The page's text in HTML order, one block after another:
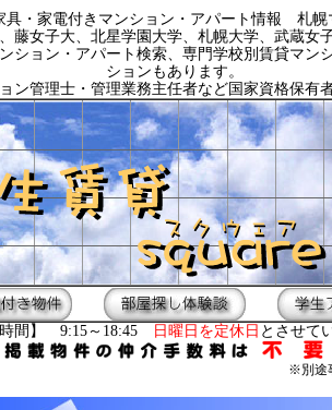
具・家電付きマンション・アパート情報 札幌
藤女子大、北星学園大学、札幌大学、武蔵
ション・アパート検索、専門学校別賃貸マン
ションもあります。
ン管理士・管理業務主任者など国家資格保有
時間】 9:15～18:45 日曜日を定休日 とさせて
※別途